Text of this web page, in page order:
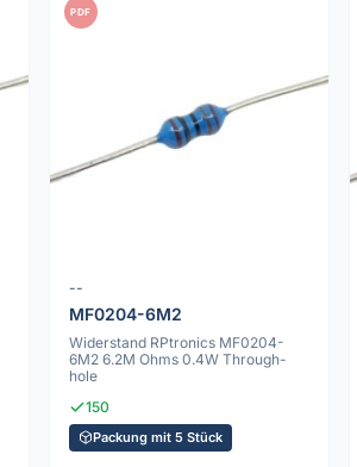
PDF
--
MF0204-6M2
Widerstand RPtronics MF0204-
6M2 6.2M Ohms 0.4W Through-
hole
150
Packung mit 5 Stück